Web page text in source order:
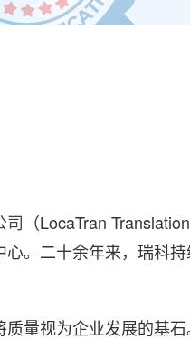
司 （LocaTran
心。二十余年来，瑞科
质量视为企业发展的基